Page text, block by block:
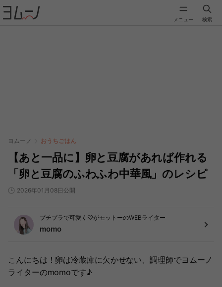
メニュー 検索
ヨムーノ おうちごはん
【あと一品に】卵と豆腐があれば作れる
「卵と豆腐のふわふわ中華風」のレシピ
2026年01月08日公開
プチプラで可愛く♡がモットーのWEBライター
momo
こんにちは！卵は冷蔵庫に欠かせない、調理師でヨムーノ
ライターのmomoです♪